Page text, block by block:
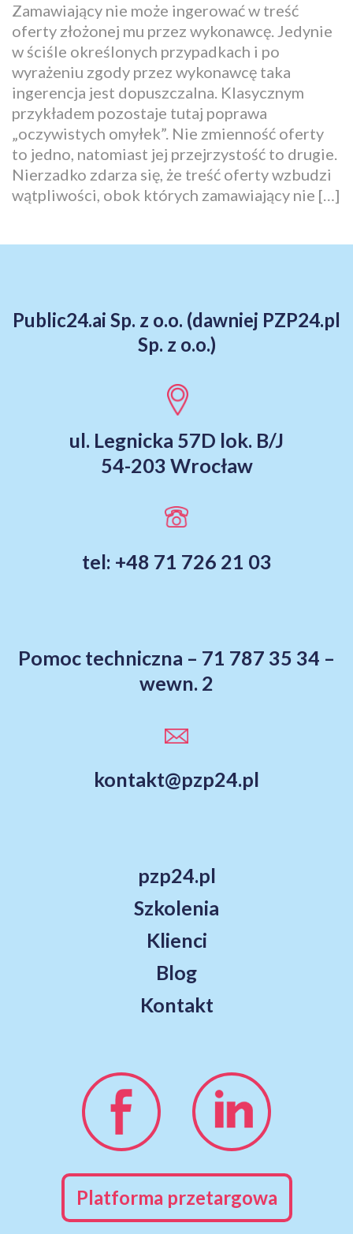
Zamawiający nie może ingerować w treść
oferty złożonej mu przez wykonawcę. Jedynie
w ściśle określonych przypadkach i po
wyrażeniu zgody przez wykonawcę taka
ingerencja jest dopuszczalna. Klasycznym
przykładem pozostaje tutaj poprawa
„oczywistych omyłek”. Nie zmienność oferty
to jedno, natomiast jej przejrzystość to drugie.
Nierzadko zdarza się, że treść oferty wzbudzi
wątpliwości, obok których zamawiający nie […]
Public24.ai Sp. z o.o. (dawniej PZP24.pl
Sp. z o.o.)
ul. Legnicka 57D lok. B/J
54-203 Wrocław
tel: +48 71 726 21 03
Pomoc techniczna – 71 787 35 34 –
wewn. 2
kontakt@pzp24.pl
pzp24.pl
Szkolenia
Klienci
Blog
Kontakt
Platforma przetargowa